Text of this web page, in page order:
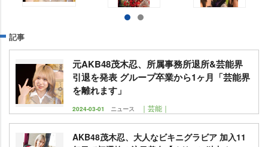
記事
元AKB48茂木忍、所属事務所退所&芸能界
引退を発表 グループ卒業から1ヶ月「芸能界
を離れます」
2024-03-01 ニュース ｜芸能｜
AKB48茂木忍、大人なビキニグラビア 加入11